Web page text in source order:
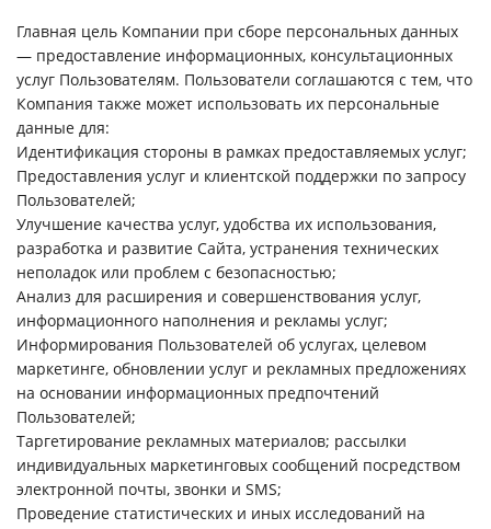
Главная цель Компании при сборе персональных данных
— предоставление информационных, консультационных
услуг Пользователям. Пользователи соглашаются с тем, что
Компания также может использовать их персональные
данные для:
Идентификация стороны в рамках предоставляемых услуг;
Предоставления услуг и клиентской поддержки по запросу
Пользователей;
Улучшение качества услуг, удобства их использования,
разработка и развитие Сайта, устранения технических
неполадок или проблем с безопасностью;
Анализ для расширения и совершенствования услуг,
информационного наполнения и рекламы услуг;
Информирования Пользователей об услугах, целевом
маркетинге, обновлении услуг и рекламных предложениях
на основании информационных предпочтений
Пользователей;
Таргетирование рекламных материалов; рассылки
индивидуальных маркетинговых сообщений посредством
электронной почты, звонки и SMS;
Проведение статистических и иных исследований на